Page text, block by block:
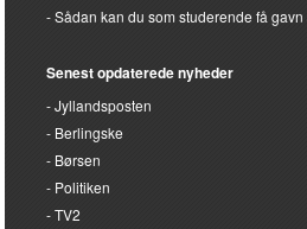
Sådan kan du som studerende få
Senest opdaterede nyheder
Jyllandsposten
Berlingske
Børsen
Politiken
TV2